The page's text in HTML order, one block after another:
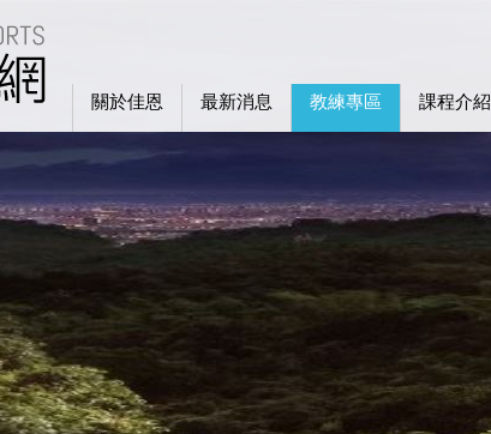
關於佳恩 最新消息 教練專區 課程介紹